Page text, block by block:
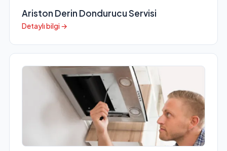
Ariston Derin Dondurucu Servisi
Detaylı bilgi →